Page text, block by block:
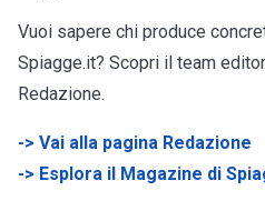
Vuoi sapere chi produce
Spiagge.it? Scopri il team
Redazione.
-> Vai alla pagina Redazione
-> Esplora il Magazine di